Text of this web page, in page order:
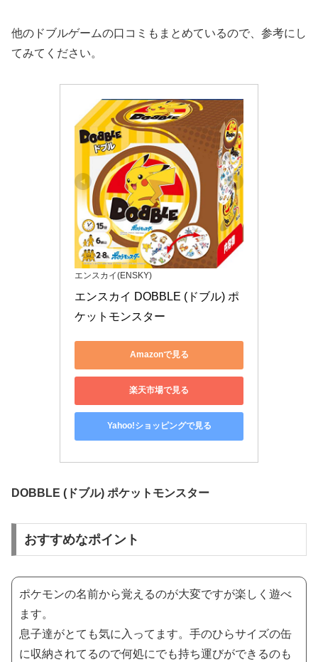
他のドブルゲームの口コミもまとめているので、参考にし
てみてください。
エンスカイ(ENSKY)
エンスカイ DOBBLE (ドブル) ポ
ケットモンスター
Amazonで見る
楽天市場で見る
Yahoo!ショッピングで見る
DOBBLE (ドブル) ポケットモンスター
おすすめなポイント
ポケモンの名前から覚えるのが大変ですが楽しく遊べ
ます。
息子達がとても気に入ってます。手のひらサイズの缶
に収納されてるので何処にでも持ち運びができるのも